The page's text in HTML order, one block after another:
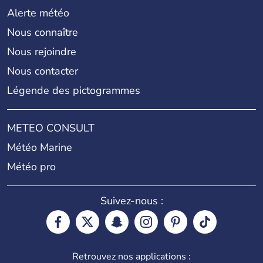
Alerte météo
Nous connaître
Nous rejoindre
Nous contacter
Légende des pictogrammes
METEO CONSULT
Météo Marine
Météo pro
Suivez-nous :
Retrouvez nos applications :